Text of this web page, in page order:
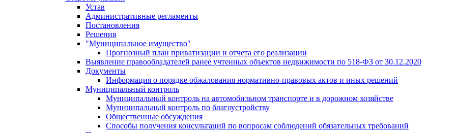
Устав
Административные регламенты
Постановления
Решения
"Муниципальное имущество"
Прогнозный план приватизации и отчета его реализации
Выявление правообладателей ранее учтенных объектов недвижимости по 518-ФЗ от 30.12.2020
Документы
Информация о порядке обжалования нормативно-правовых актов и иных решений
Муниципальный контроль
Муниципальный контроль на автомобильном транспорте и в дорожном хозяйстве
Муниципальный контроль по благоустройству
Общественные обсуждения
Способы получения консультаций по вопросам соблюдений обязательных требований